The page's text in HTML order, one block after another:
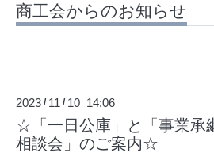
商工会からのお知らせ
2023 / 11 / 10 14:06
☆「一日公庫」と「事業承
相談会」のご案内☆